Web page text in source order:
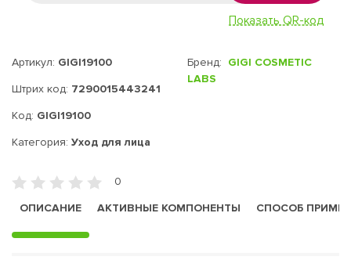
Показать QR-код
Артикул: GIGI19100
Штрих код: 7290015443241
Код: GIGI19100
Бренд: GIGI COSMETIC
LABS
Категория: Уход для лица
0
ОПИСАНИЕ
АКТИВНЫЕ КОМПОНЕНТЫ СПОСОБ